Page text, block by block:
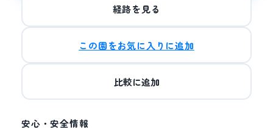
経路を見る
この園をお気に入りに追加
比較に追加
安心・安全情報